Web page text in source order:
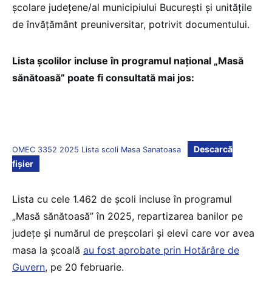
școlare județene/al municipiului București și unitățile
de învățământ preuniversitar, potrivit documentului.
Lista școlilor incluse în programul național „Masă
sănătoasă” poate fi consultată mai jos:
OMEC 3352 2025 Lista scoli Masa Sanatoasa
Descarcă
fișier
Lista cu cele 1.462 de școli incluse în programul
„Masă sănătoasă” în 2025, repartizarea banilor pe
județe și numărul de preșcolari și elevi care vor avea
masa la școală au fost aprobate prin Hotărâre de
Guvern, pe 20 februarie.